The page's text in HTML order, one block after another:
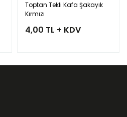
Toptan Tekli Kafa Şakayık
Kırmızı
4,00 TL + KDV